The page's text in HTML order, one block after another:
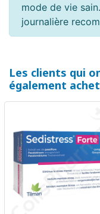
mode de vie
journalière
Les clients qui
également